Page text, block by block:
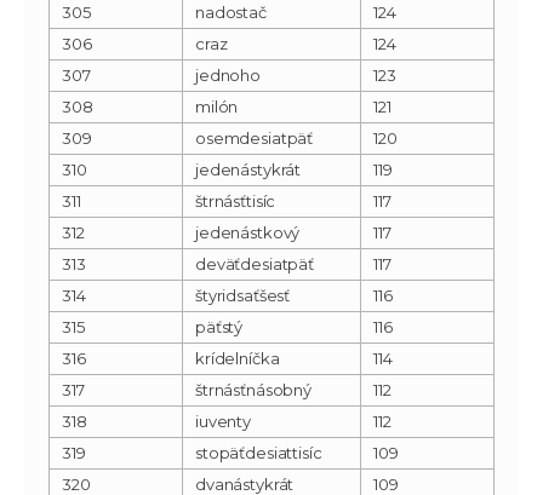
305
nadostač
124
306
craz
124
307
jednoho
123
308
milón
121
309
osemdesiatpäť
120
310
jedenástykrát
119
311
štrnásťtisíc
117
312
jedenástkový
117
313
deväťdesiatpäť
117
314
štyridsaťšesť
116
315
päťstý
116
316
krídelníčka
114
317
štrnásťnásobný
112
318
iuventy
112
319
stopäťdesiattisíc
109
320
dvanástykrát
109